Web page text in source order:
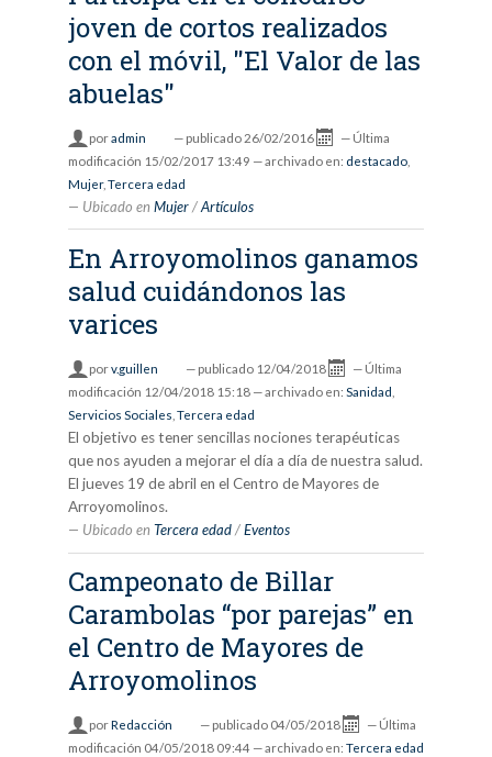
joven de cortos realizados
con el móvil, "El Valor de las
abuelas"
poradmin — publicado 26/02/2016 — Última
modificación 15/02/2017 13:49 — archivado en: destacado,
Mujer, Tercera edad
Ubicado en Mujer /Artículos
En Arroyomolinos ganamos
salud cuidándonos las
varices
porv.guillen — publicado 12/04/2018 — Última
modificación 12/04/2018 15:18 — archivado en: Sanidad
Servicios Sociales Tercera edad
El objetivo es tener sencillas nociones terapéuticas
que nos ayuden a mejorar el día a día de nuestra salud.
El jueves 19 de abril en el Centro de Mayores de
Arroyomolinos.
Ubicado en Tercera edad /Eventos
Campeonato de Billar
Carambolas “por parejas” en
el Centro de Mayores de
Arroyomolinos
porRedacción — publicado 04/05/2018 — Última
modificación 04/05/2018 09:44 — archivado en: Tercera edad